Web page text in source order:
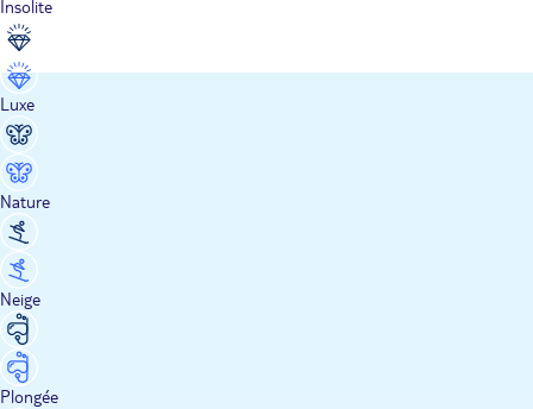
Insolite
Luxe
Nature
Neige
Plongée